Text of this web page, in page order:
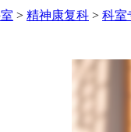
> 精神康复科 > 科室